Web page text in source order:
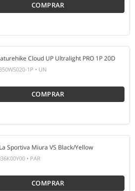
COMPRAR
Cloud UP Ultralight PRO 1P 20D
1P • UN
COMPRAR
Sportiva Miura VS Black/Yellow
• PAR
COMPRAR